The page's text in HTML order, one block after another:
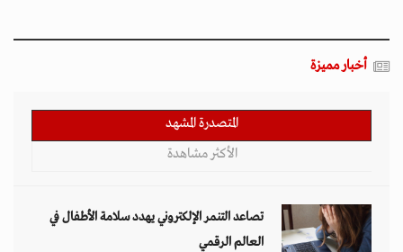
أخبار مميزة
المتصدرة المشهد
الأكثر مشاهدة
تصاعد التنمر الإلكتروني يهدد سلامة الأطفال في
العالم الرقمي